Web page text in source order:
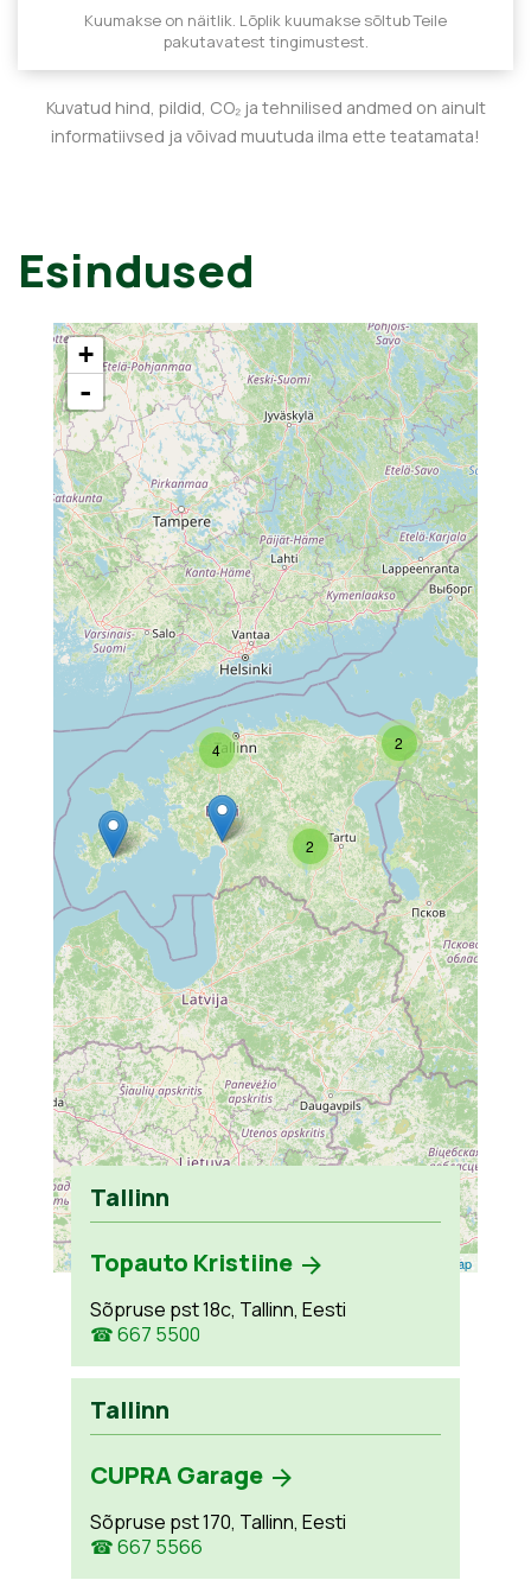
Kuumakse on näitlik. Lõplik kuumakse sõltub Teile
pakutavatest tingimustest.
Kuvatud hind, pildid, CO₂ ja tehnilised andmed on ainult
informatiivsed ja võivad muutuda ilma ette teatamata!
Esindused
2
2
4
+
-
Leaflet OpenStreetMap
Tallinn
Topauto Kristiine
Sõpruse pst 18c, Tallinn, Eesti
☎ 667 5500
Tallinn
CUPRA Garage
Sõpruse pst 170, Tallinn, Eesti
☎ 667 5566